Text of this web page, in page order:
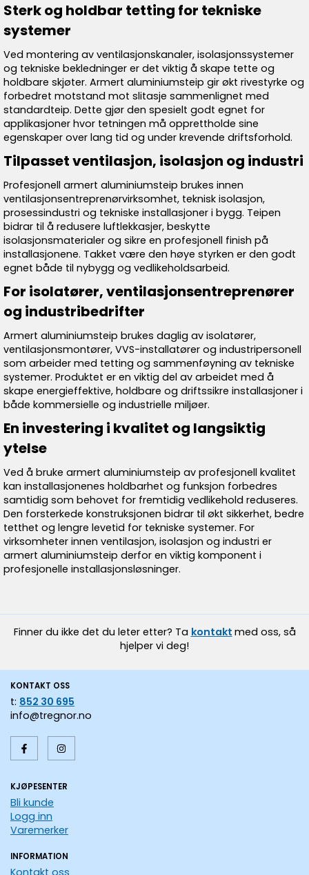
Sterk og holdbar tetting for tekniske
systemer
Ved montering av ventilasjonskanaler, isolasjonssystemer
og tekniske bekledninger er det viktig å skape tette og
holdbare skjøter. Armert aluminiumsteip gir økt rivestyrke og
forbedret motstand mot slitasje sammenlignet med
standardteip. Dette gjør den spesielt godt egnet for
applikasjoner hvor tetningen må opprettholde sine
egenskaper over lang tid og under krevende driftsforhold.
Tilpasset ventilasjon, isolasjon og industri
Profesjonell armert aluminiumsteip brukes innen
ventilasjonsentreprenørvirksomhet, teknisk isolasjon,
prosessindustri og tekniske installasjoner i bygg. Teipen
bidrar til å redusere luftlekkasjer, beskytte
isolasjonsmaterialer og sikre en profesjonell finish på
installasjonene. Takket være den høye styrken er den godt
egnet både til nybygg og vedlikeholdsarbeid.
For isolatører, ventilasjonsentreprenører
og industribedrifter
Armert aluminiumsteip brukes daglig av isolatører,
ventilasjonsmontører, VVS-installatører og industripersonell
som arbeider med tetting og sammenføyning av tekniske
systemer. Produktet er en viktig del av arbeidet med å
skape energieffektive, holdbare og driftssikre installasjoner i
både kommersielle og industrielle miljøer.
En investering i kvalitet og langsiktig
ytelse
Ved å bruke armert aluminiumsteip av profesjonell kvalitet
kan installasjonenes holdbarhet og funksjon forbedres
samtidig som behovet for fremtidig vedlikehold reduseres.
Den forsterkede konstruksjonen bidrar til økt sikkerhet, bedre
tetthet og lengre levetid for tekniske systemer. For
virksomheter innen ventilasjon, isolasjon og industri er
armert aluminiumsteip derfor en viktig komponent i
profesjonelle installasjonsløsninger.
Finner du ikke det du leter etter? Ta kontakt med oss, så
hjelper vi deg!
KONTAKT OSS
t: 852 30 695
info@tregnor.no
KJØPESENTER
Bli kunde
Logg inn
Varemerker
INFORMATION
Kontakt oss